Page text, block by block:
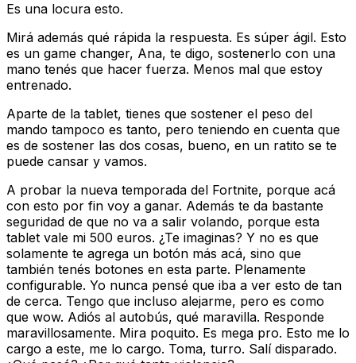
Es una locura esto.
Mirá además qué rápida la respuesta. Es súper ágil. Esto
es un game changer, Ana, te digo, sostenerlo con una
mano tenés que hacer fuerza. Menos mal que estoy
entrenado.
Aparte de la tablet, tienes que sostener el peso del
mando tampoco es tanto, pero teniendo en cuenta que
es de sostener las dos cosas, bueno, en un ratito se te
puede cansar y vamos.
A probar la nueva temporada del Fortnite, porque acá
con esto por fin voy a ganar. Además te da bastante
seguridad de que no va a salir volando, porque esta
tablet vale mi 500 euros. ¿Te imaginas? Y no es que
solamente te agrega un botón más acá, sino que
también tenés botones en esta parte. Plenamente
configurable. Yo nunca pensé que iba a ver esto de tan
de cerca. Tengo que incluso alejarme, pero es como
que wow. Adiós al autobús, qué maravilla. Responde
maravillosamente. Mira poquito. Es mega pro. Esto me lo
cargo a este, me lo cargo. Toma, turro. Salí disparado.